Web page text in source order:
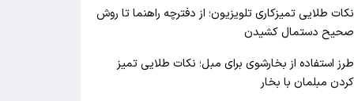
نکات طلایی تمیزکاری تلویزیون؛ از دفترچه راهنما تا روش
صحیح دستمال کشیدن
طرز استفاده از بخارشوی برای مبل؛ نکات طلایی تمیز
کردن مبلمان با بخار